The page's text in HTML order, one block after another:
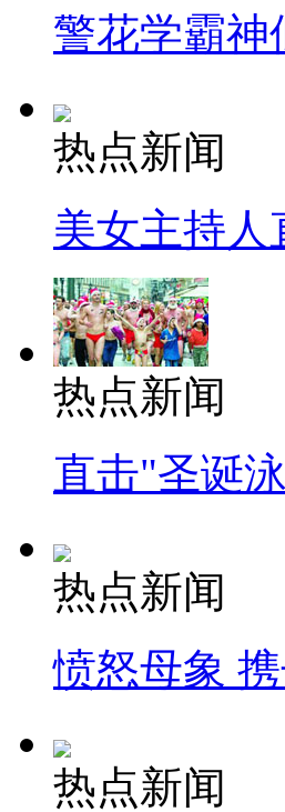
警花学霸神
热点新闻
美女主持人
热点新闻
直击"圣诞
热点新闻
愤怒母象
热点新闻